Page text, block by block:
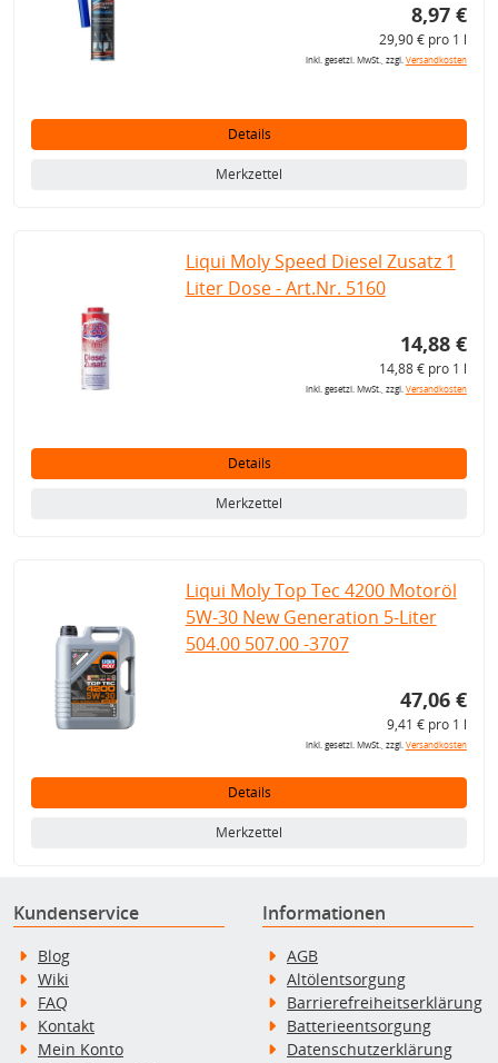
8,97 €
29,90 € pro 1 l
inkl. gesetzl. MwSt., zzgl.Versandkosten
Details
Merkzettel
Liqui Moly Speed Diesel Zusatz 1
Liter Dose - Art.Nr. 5160
14,88 €
14,88 € pro 1 l
inkl. gesetzl. MwSt., zzgl.Versandkosten
Details
Merkzettel
Liqui Moly Top Tec 4200 Motoröl
5W-30 New Generation 5-Liter
504.00 507.00 -3707
47,06 €
9,41 € pro 1 l
inkl. gesetzl. MwSt., zzgl.Versandkosten
Details
Merkzettel
Kundenservice
Blog
Wiki
FAQ
Kontakt
Mein Konto
Informationen
AGB
Altölentsorgung
Barrierefreiheitserklärung
Batterieentsorgung
Datenschutzerklärung